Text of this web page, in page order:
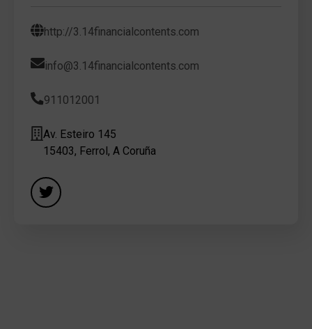
http://3.14financialcontents.com
info@3.14financialcontents.com
911012001
Av. Esteiro 145
15403, Ferrol, A Coruña